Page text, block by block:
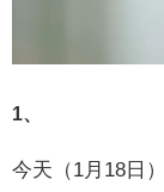
1、
今天（1月18日